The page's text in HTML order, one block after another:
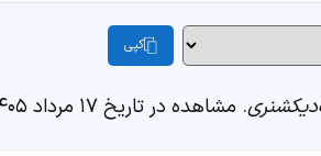
کپی
. مشاهده در تاریخ ۱۷ مرداد ۱۴۰۵، از https://fastdic.com/word/wild-duck